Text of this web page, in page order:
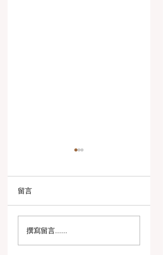
伙伴关系提升全球教
育标准
留言
撰寫留言......